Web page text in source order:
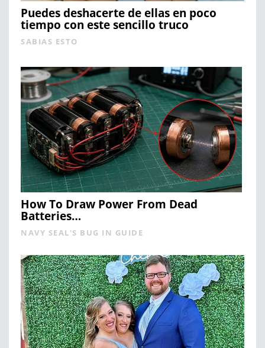
Puedes deshacerte de ellas en poco
tiempo con este sencillo truco
SABIAS ESTO
How To Draw Power From Dead
Batteries…
NAVY SEAL'S BUG IN GUIDE